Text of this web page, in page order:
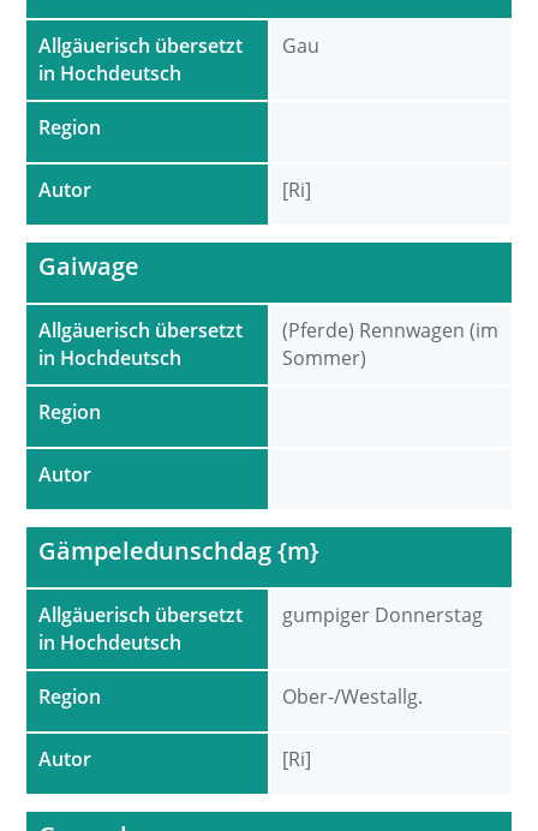
Allgäuerisch übersetzt
in Hochdeutsch
Region
Autor
Gau
[Ri]
Allgäuerisch übersetzt
in Hochdeutsch
Region
Autor
Gaiwage
(Pferde) Rennwagen (im
Sommer)
Allgäuerisch übersetzt
in Hochdeutsch
Region
Autor
Gämpeledunschdag {m}
gumpiger Donnerstag
Ober-/Westallg.
[Ri]